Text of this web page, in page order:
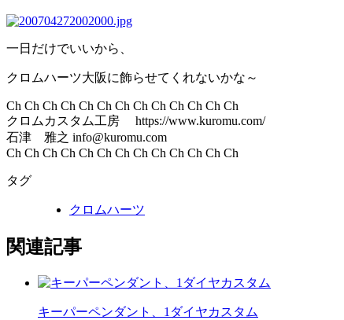
一日だけでいいから、
クロムハーツ大阪に飾らせてくれないかな～
Ch Ch Ch Ch Ch Ch Ch Ch Ch Ch Ch Ch Ch
クロムカスタム工房 https://www.kuromu.com/
石津 雅之 info@kuromu.com
Ch Ch Ch Ch Ch Ch Ch Ch Ch Ch Ch Ch Ch
タグ
クロムハーツ
関連記事
キーパーペンダント、1ダイヤカスタム